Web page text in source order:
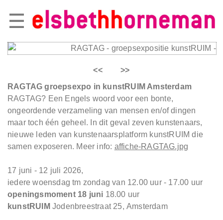
<<
>>
RAGTAG groepsexpo in kunstRUIM Amsterdam
RAGTAG? Een Engels woord voor een bonte,
ongeordende verzameling van mensen en/of dingen
maar toch één geheel. In dit geval zeven kunstenaars,
nieuwe leden van kunstenaarsplatform kunstRUIM die
samen exposeren. Meer info: affiche-RAGTAG.jpg
17 juni - 12 juli 2026,
iedere woensdag tm zondag van 12.00 uur - 17.00 uur
openingsmoment 18 juni 18.00 uur
kunstRUIM Jodenbreestraat 25, Amsterdam